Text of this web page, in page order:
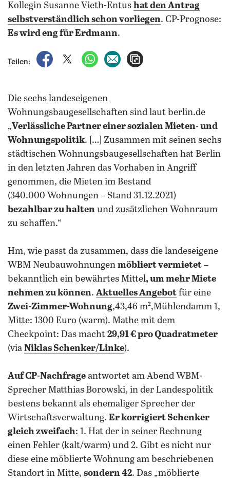
Kollegin Susanne Vieth-Entus hat den Antrag
selbstverständlich schon vorliegen. CP-Prognose:
Es wird eng für Erdmann.
Teilen:
auf Facebook teilen
auf X teilenper WhatsApp teilen
per E-Mail teilen
Die sechs landeseigenen
Wohnungsbaugesellschaften sind laut berlin.de
„Verlässliche Partner einer sozialen Mieten- und
Wohnungspolitik. […] Zusammen mit seinen sechs
städtischen Wohnungsbaugesellschaften hat Berlin
in den letzten Jahren das Vorhaben in Angriff
genommen, die Mieten im Bestand
(340.000 Wohnungen – Stand 31.12.2021)
bezahlbar zu halten und zusätzlichen Wohnraum
zu schaffen.“
Hm, wie passt da zusammen, dass die landeseigene
WBM Neubauwohnungen möbliert vermietet –
bekanntlich ein bewährtes Mittel, um mehr Miete
nehmen zu können. Aktuelles Angebot für eine
Zwei-Zimmer-Wohnung,43,46 m²,Mühlendamm 1,
Mitte: 1300 Euro (warm). Mathe mit dem
Checkpoint: Das macht 29,91 € pro Quadratmeter
(via Niklas Schenker/Linke).
Auf CP-Nachfrage antwortet am Abend WBM-
Sprecher Matthias Borowski, in der Landespolitik
bestens bekannt als ehemaliger Sprecher der
Wirtschaftsverwaltung. Er korrigiert Schenker
gleich zweifach: 1. Hat der in seiner Rechnung
einen Fehler (kalt/warm) und 2. Gibt es nicht nur
diese eine möblierte Wohnung am beschriebenen
Standort in Mitte, sondern 42. Das „möblierte